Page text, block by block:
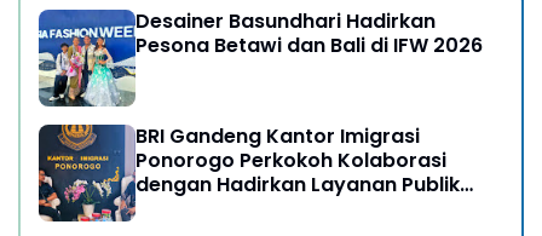
Desainer Basundhari Hadirkan
Pesona Betawi dan Bali di IFW 2026
BRI Gandeng Kantor Imigrasi
Ponorogo Perkokoh Kolaborasi
dengan Hadirkan Layanan Publik